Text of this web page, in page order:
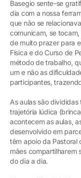
Basegio sente-se
dia com a nossa
que não se
comunicam, se
de muito prazer para
Física e do Curso de
método de trabalho,
um e não as
participantes,
As aulas são
trajetória lúdica
acontecem as aulas,
desenvolvido em
têm apoio da Pastoral
mães compartilharem
do dia a dia.